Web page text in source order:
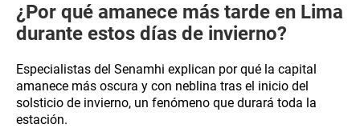
¿Por qué amanece más tarde en Lima
durante estos días de invierno?
Especialistas del Senamhi explican por qué la capital
amanece más oscura y con neblina tras el inicio del
solsticio de invierno, un fenómeno que durará toda la
estación.